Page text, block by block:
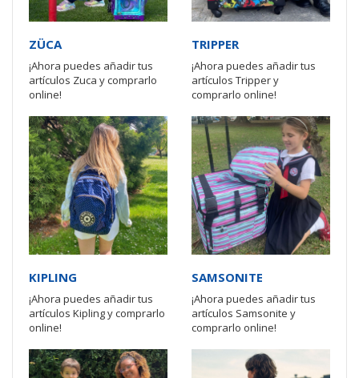
ZÜCA
¡Ahora puedes añadir tus
artículos Zuca y comprarlo
online!
TRIPPER
¡Ahora puedes añadir tus
artículos Tripper y
comprarlo online!
KIPLING
¡Ahora puedes añadir tus
artículos Kipling y comprarlo
online!
SAMSONITE
¡Ahora puedes añadir tus
artículos Samsonite y
comprarlo online!